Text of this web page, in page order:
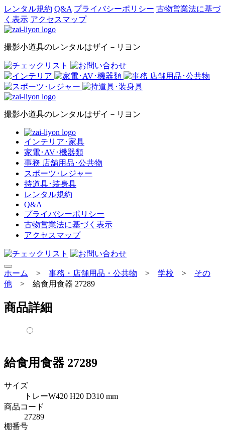
レンタル規約 Q&A プライバシーポリシー 古物営業法に基づ
く表示 アクセスマップ
撮影小道具のレンタルはザイ－リヨン
撮影小道具のレンタルはザイ－リヨン
インテリア･家具
家電･AV･機器類
事務 店舗用品･公共物
スポーツ･レジャー
持道具･装身具
レンタル規約
Q&A
プライバシーポリシー
古物営業法に基づく表示
アクセスマップ
ホーム > 事務・店舗用品・公共物 > 学校 >
その
他
> 給食用食器 27289
商品詳細
給食用食器 27289
サイズ
トレーW420 H20 D310 mm
商品コード
27289
棚番号